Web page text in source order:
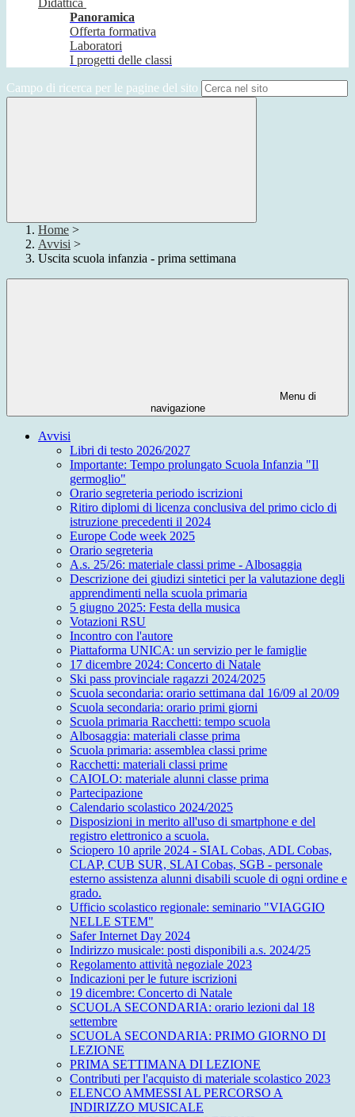
Didattica
Panoramica
Offerta formativa
Laboratori
I progetti delle classi
Campo di ricerca per le pagine del sito
Home >
Avvisi >
Uscita scuola infanzia - prima settimana
Menu di
navigazione
Avvisi
Libri di testo 2026/2027
Importante: Tempo prolungato Scuola Infanzia "Il
germoglio"
Orario segreteria periodo iscrizioni
Ritiro diplomi di licenza conclusiva del primo ciclo di
istruzione precedenti il 2024
Europe Code week 2025
Orario segreteria
A.s. 25/26: materiale classi prime - Albosaggia
Descrizione dei giudizi sintetici per la valutazione degli
apprendimenti nella scuola primaria
5 giugno 2025: Festa della musica
Votazioni RSU
Incontro con l'autore
Piattaforma UNICA: un servizio per le famiglie
17 dicembre 2024: Concerto di Natale
Ski pass provinciale ragazzi 2024/2025
Scuola secondaria: orario settimana dal 16/09 al 20/09
Scuola secondaria: orario primi giorni
Scuola primaria Racchetti: tempo scuola
Albosaggia: materiali classe prima
Scuola primaria: assemblea classi prime
Racchetti: materiali classi prime
CAIOLO: materiale alunni classe prima
Partecipazione
Calendario scolastico 2024/2025
Disposizioni in merito all'uso di smartphone e del
registro elettronico a scuola.
Sciopero 10 aprile 2024 - SIAL Cobas, ADL Cobas,
CLAP, CUB SUR, SLAI Cobas, SGB - personale
esterno assistenza alunni disabili scuole di ogni ordine e
grado.
Ufficio scolastico regionale: seminario "VIAGGIO
NELLE STEM"
Safer Internet Day 2024
Indirizzo musicale: posti disponibili a.s. 2024/25
Regolamento attività negoziale 2023
Indicazioni per le future iscrizioni
19 dicembre: Concerto di Natale
SCUOLA SECONDARIA: orario lezioni dal 18
settembre
SCUOLA SECONDARIA: PRIMO GIORNO DI
LEZIONE
PRIMA SETTIMANA DI LEZIONE
Contributi per l'acquisto di materiale scolastico 2023
ELENCO AMMESSI AL PERCORSO A
INDIRIZZO MUSICALE